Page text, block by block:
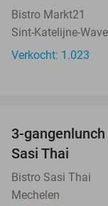
Bistro Markt21
Sint-Katelijne-
Verkocht: 1.023
3-
Sasi Thai
Bistro Sasi Thai
Mechelen